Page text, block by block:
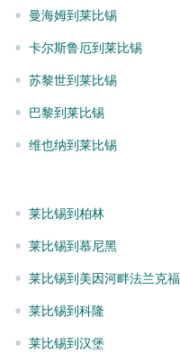
• 曼海姆到莱比锡
• 卡尔斯鲁厄到莱比锡
• 苏黎世到莱比锡
• 巴黎到莱比锡
• 维也纳到莱比锡
• 莱比锡到柏林
• 莱比锡到慕尼黑
• 莱比锡到美因河畔法兰克福
• 莱比锡到科隆
• 莱比锡到汉堡